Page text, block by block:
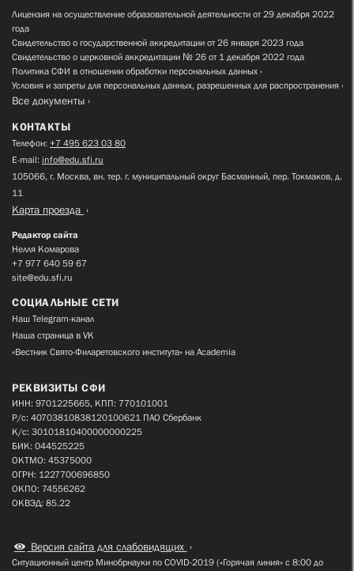
Лицензия на осуществление образовательной деятельности от 29 декабря 2022
года
Свидетельство о государственной аккредитации от 26 января 2023 года
Свидетельство о церковной аккредитации № 26 от 1 декабря 2022 года
Политика СФИ в отношении обработки персональных данных
Условия и запреты для персональных данных, разрешенных для распространения
Все документы
КОНТАКТЫ
Телефон: +7 495 623 03 80
E-mail: info@edu.sfi.ru
105066, г. Москва, вн. тер. г. муниципальный округ Басманный, пер. Токмаков, д.
11
Карта проезда
Редактор сайта
Нелля Комарова
+7 977 640 59 67
site@edu.sfi.ru
СОЦИАЛЬНЫЕ СЕТИ
Наш Telegram-канал
Наша страница в VK
«Вестник Свято-Филаретовского института» на Academia
РЕКВИЗИТЫ СФИ
ИНН: 9701225665, КПП: 770101001
Р/с: 40703810838120100621 ПАО Сбербанк
К/с: 30101810400000000225
БИК: 044525225
ОКТМО: 45375000
ОГРН: 1227700696850
ОКПО: 74556262
ОКВЭД: 85.22
Версия сайта для слабовидящих
Ситуационный центр Минобрнауки по COVID-2019 («Горячая линия» с 8:00 до